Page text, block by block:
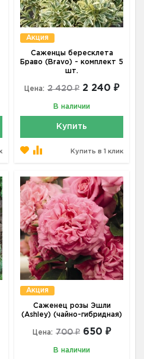
Акция
Саженцы бересклета
Браво (Bravo) - комплект 5
шт.
Цена: 2 420 ₽ 2 240 ₽
В наличии
Купить
Купить в 1 клик
Акция
Саженец розы Эшли
(Ashley) (чайно-гибридная)
Цена: 700 ₽ 650 ₽
В наличии